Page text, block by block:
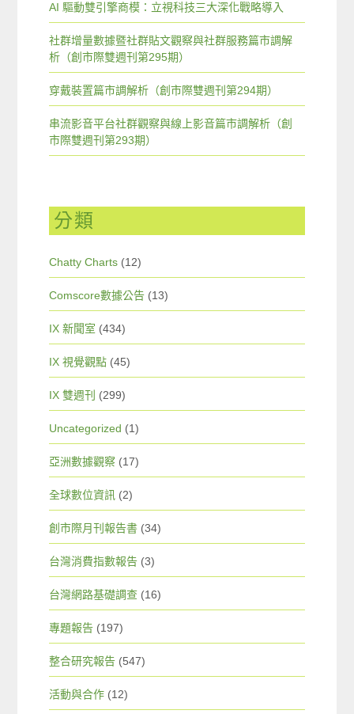
AI 驅動雙引擎商模：立視科技三大深化戰略導入
社群增量數據暨社群貼文觀察與社群服務篇市調解
析（創市際雙週刊第295期）
穿戴裝置篇市調解析（創市際雙週刊第294期）
串流影音平台社群觀察與線上影音篇市調解析（創
市際雙週刊第293期）
分類
Chatty Charts (12)
Comscore數據公告 (13)
IX 新聞室 (434)
IX 視覺觀點 (45)
IX 雙週刊 (299)
Uncategorized (1)
亞洲數據觀察 (17)
全球數位資訊 (2)
創市際月刊報告書 (34)
台灣消費指數報告 (3)
台灣網路基礎調查 (16)
專題報告 (197)
整合研究報告 (547)
活動與合作 (12)